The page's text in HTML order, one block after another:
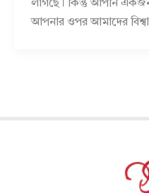
লাগছে। কিন্তু আপনি একজন
আপনার ওপর আমাদের